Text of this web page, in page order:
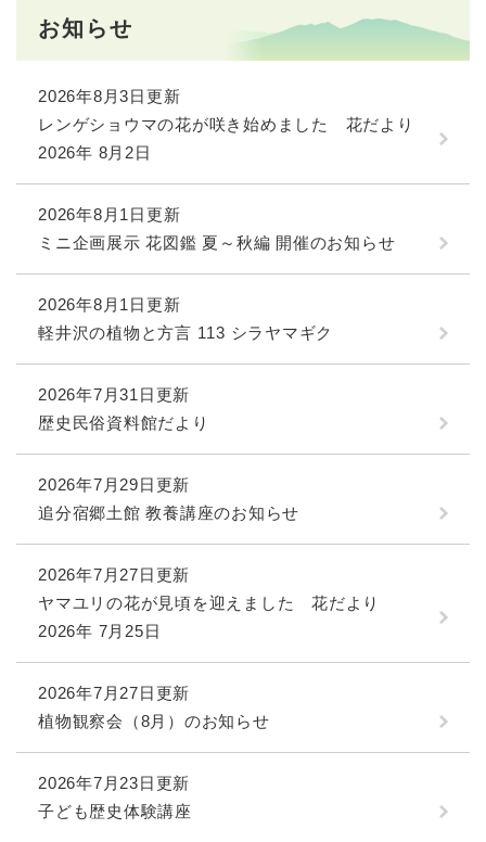
お知らせ
2026年8月3日更新
レンゲショウマの花が咲き始めました 花だより
2026年 8月2日
2026年8月1日更新
ミニ企画展示 花図鑑 夏～秋編 開催のお知らせ
2026年8月1日更新
軽井沢の植物と方言 113 シラヤマギク
2026年7月31日更新
歴史民俗資料館だより
2026年7月29日更新
追分宿郷土館 教養講座のお知らせ
2026年7月27日更新
ヤマユリの花が見頃を迎えました 花だより
2026年 7月25日
2026年7月27日更新
植物観察会（8月）のお知らせ
2026年7月23日更新
子ども歴史体験講座